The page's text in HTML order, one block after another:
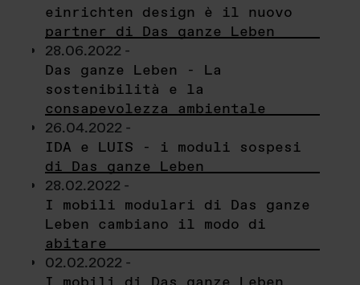
einrichten design è il nuovo
partner di Das ganze Leben
28.06.2022 -
Das ganze Leben - La
sostenibilità e la
consapevolezza ambientale
26.04.2022 -
IDA e LUIS - i moduli sospesi
di Das ganze Leben
28.02.2022 -
I mobili modulari di Das ganze
Leben cambiano il modo di
abitare
02.02.2022 -